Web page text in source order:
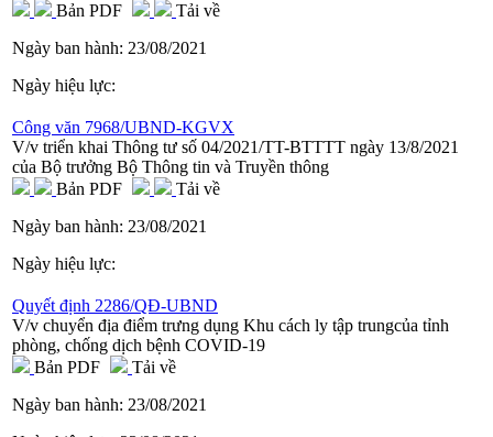
Bản PDF
Tải về
Ngày ban hành: 23/08/2021
Ngày hiệu lực:
Công văn 7968/UBND-KGVX
V/v triển khai Thông tư số 04/2021/TT-BTTTT ngày 13/8/2021
của Bộ trưởng Bộ Thông tin và Truyền thông
Bản PDF
Tải về
Ngày ban hành: 23/08/2021
Ngày hiệu lực:
Quyết định 2286/QĐ-UBND
V/v chuyển địa điểm trưng dụng Khu cách ly tập trungcủa tỉnh
phòng, chống dịch bệnh COVID-19
Bản PDF
Tải về
Ngày ban hành: 23/08/2021